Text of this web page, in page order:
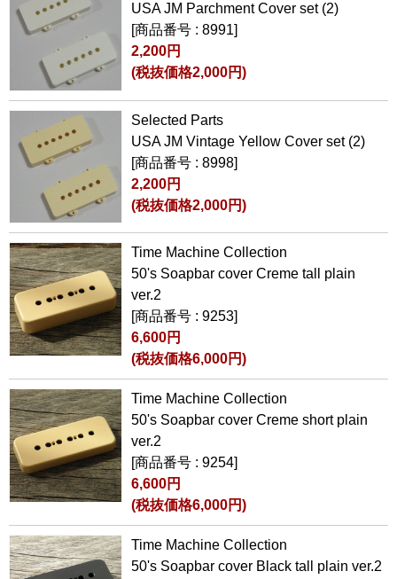
USA JM Parchment Cover set (2)
[商品番号 : 8991]
2,200円
(税抜価格2,000円)
Selected Parts
USA JM Vintage Yellow Cover set (2)
[商品番号 : 8998]
2,200円
(税抜価格2,000円)
Time Machine Collection
50's Soapbar cover Creme tall plain
ver.2
[商品番号 : 9253]
6,600円
(税抜価格6,000円)
Time Machine Collection
50's Soapbar cover Creme short plain
ver.2
[商品番号 : 9254]
6,600円
(税抜価格6,000円)
Time Machine Collection
50's Soapbar cover Black tall plain ver.2